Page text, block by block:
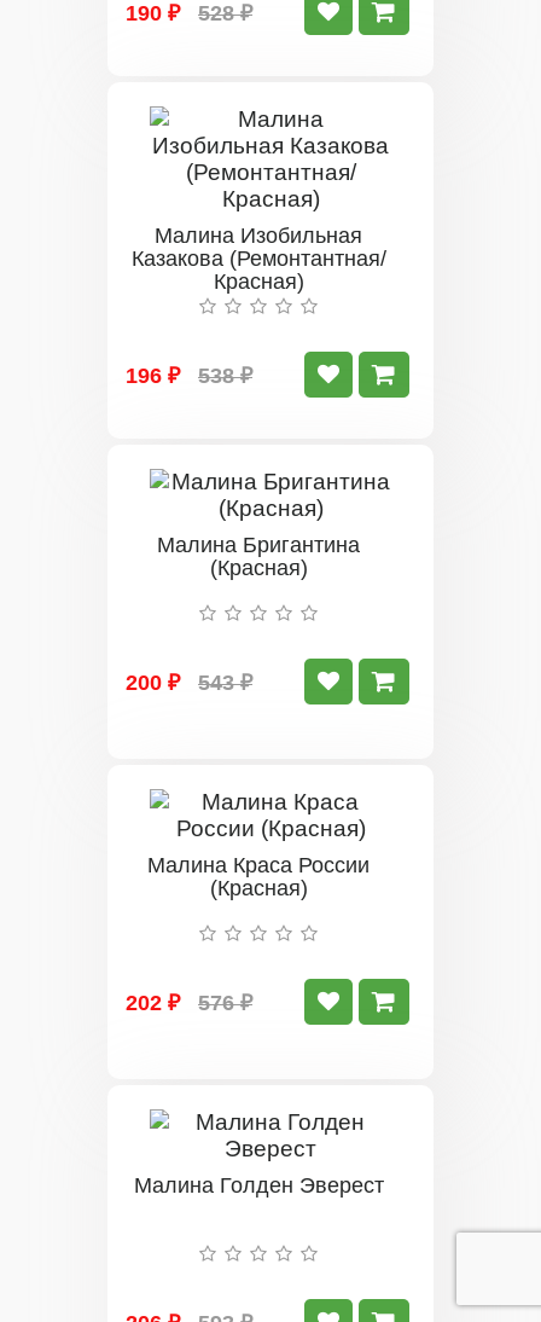
190 ₽ 528 ₽
Малина Изобильная
Казакова (Ремонтантная/
Красная)
196 ₽ 538 ₽
Малина Бригантина
(Красная)
200 ₽ 543 ₽
Малина Краса России
(Красная)
202 ₽ 576 ₽
Малина Голден Эверест